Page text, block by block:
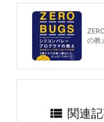
の教
 関連